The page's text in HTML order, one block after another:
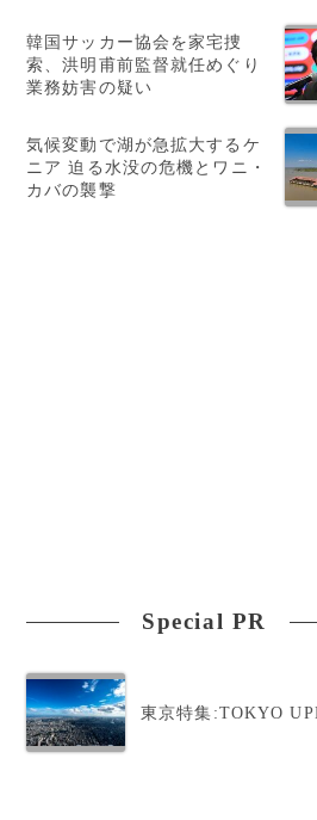
韓国サッカー協会を家宅捜
索、洪明甫前監督就任めぐり
業務妨害の疑い
気候変動で湖が急拡大するケ
ニア 迫る水没の危機とワニ・
カバの襲撃
Special PR
東京特集:TOKYO